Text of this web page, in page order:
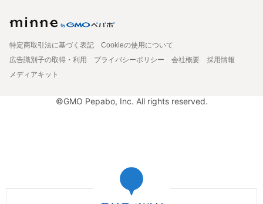
特定商取引法に基づく表記
Cookieの使用について
広告識別子の取得・利用
プライバシーポリシー 会社概要
採用情報
メディアキット
©GMO Pepabo, Inc. All rights reserved.